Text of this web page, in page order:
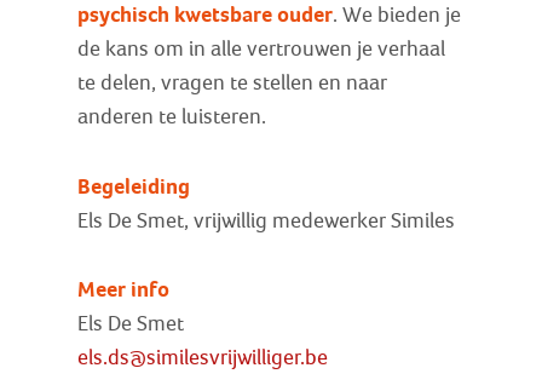
psychisch kwetsbare ouder. We bieden je
de kans om in alle vertrouwen je verhaal
te delen, vragen te stellen en naar
anderen te luisteren.
Begeleiding
Els De Smet, vrijwillig medewerker Similes
Meer info
Els De Smet
els.ds@similesvrijwilliger.be